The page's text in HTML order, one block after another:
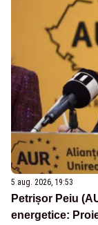
5 aug. 2026, 19:53
Petrișor Peiu
energetice: